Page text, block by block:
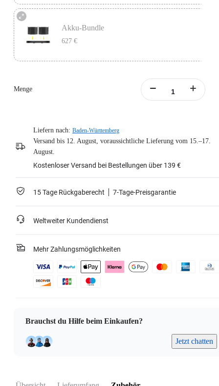
Enthält 1x Insta360 Titan Akku.
Mehr erfahren
Akku-Bundle
627 €
Menge
Liefern nach: Baden-Württemberg
Versand bis 12. August, voraussichtliche Lieferung vom 15.–17.
August.
Kostenloser Versand bei Bestellungen über 139 €
15 Tage Rückgaberecht 7-Tage-Preisgarantie
Weltweiter Kundendienst
Mehr Zahlungsmöglichkeiten
Brauchst du Hilfe beim Einkaufen?
Jetzt chatten